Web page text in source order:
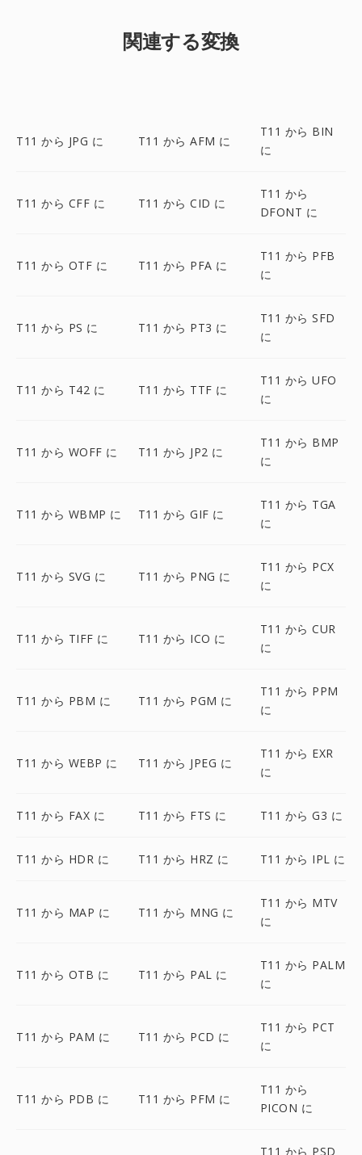
関連する変換
T11 から JPG に T11 から AFM に
T11 から BIN
に
T11 から CFF に T11 から CID に
T11 から
DFONT に
T11 から OTF に T11 から PFA に
T11 から PFB
に
T11 から PS に T11 から PT3 に
T11 から SFD
に
T11 から T42 に T11 から TTF に
T11 から UFO
に
T11 から WOFF に T11 から JP2 に
T11 から BMP
に
T11 から WBMP に T11 から GIF に
T11 から TGA
に
T11 から SVG に T11 から PNG に
T11 から PCX
に
T11 から TIFF に T11 から ICO に
T11 から CUR
に
T11 から PBM に T11 から PGM に
T11 から PPM
に
T11 から WEBP に T11 から JPEG に
T11 から EXR
に
T11 から FAX に T11 から FTS に T11 から G3 に
T11 から HDR に T11 から HRZ に T11 から IPL に
T11 から MAP に T11 から MNG に
T11 から MTV
に
T11 から OTB に T11 から PAL に
T11 から PALM
に
T11 から PAM に T11 から PCD に
T11 から PCT
に
T11 から PDB に T11 から PFM に
T11 から
PICON に
T11 から PSD